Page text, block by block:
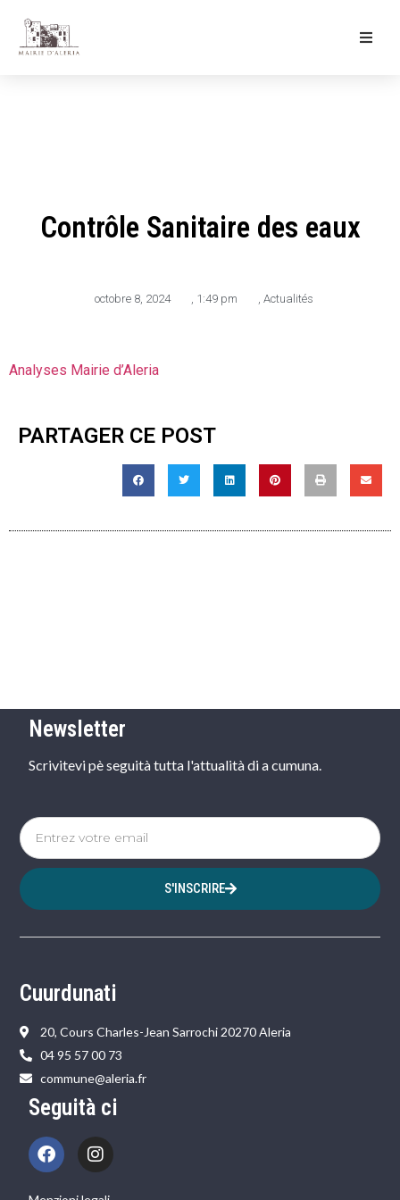
Contrôle Sanitaire des eaux
octobre 8, 2024 , 1:49 pm , Actualités
Analyses Mairie d’Aleria
PARTAGER CE POST
Newsletter
Scrivitevi pè seguità tutta l'attualità di a cumuna.
S'INSCRIRE
Cuurdunati
20, Cours Charles-Jean Sarrochi 20270 Aleria
04 95 57 00 73
commune@aleria.fr
Seguità ci